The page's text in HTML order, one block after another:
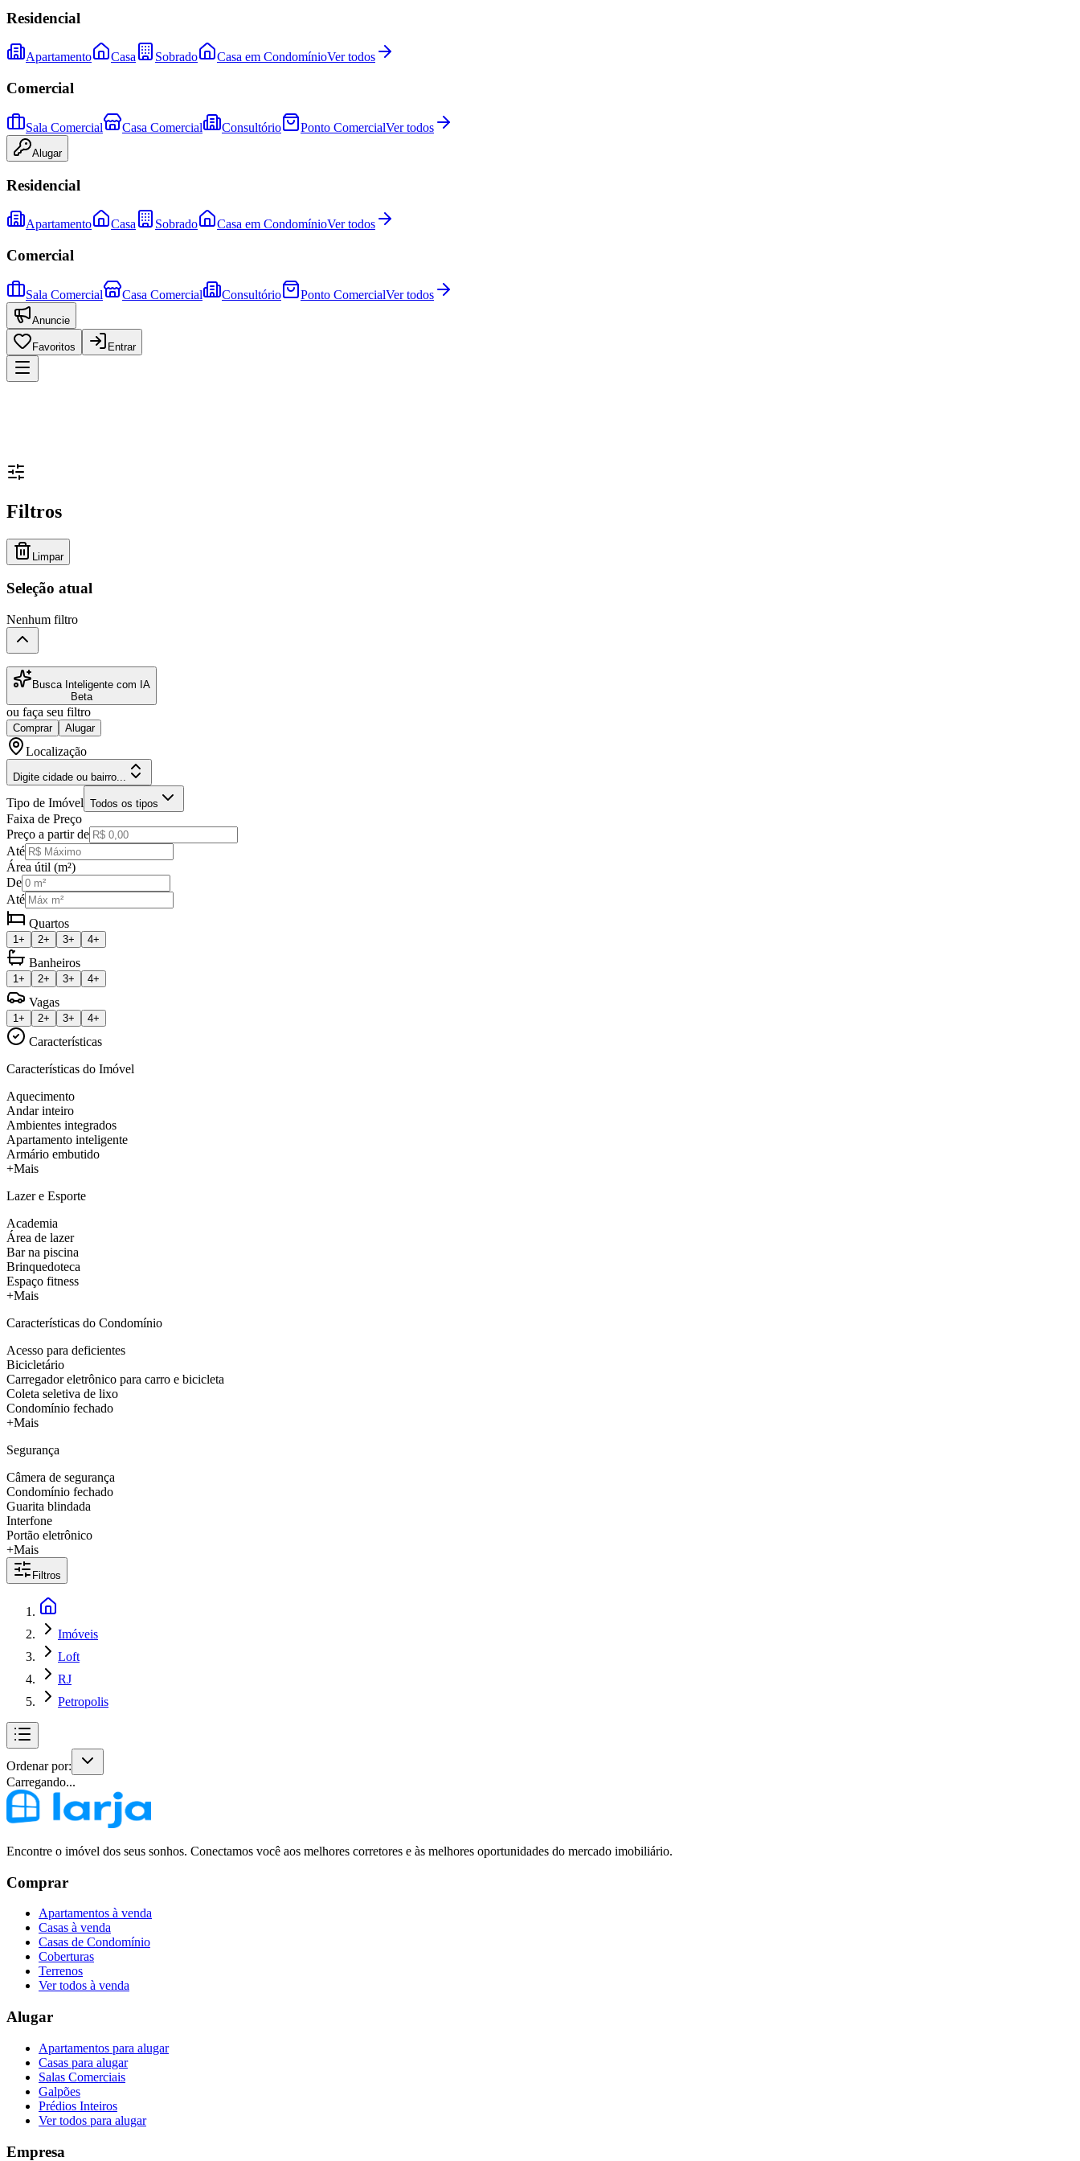
Residencial
Apartamento Casa Sobrado Casa em CondomínioVer todos
Comercial
Sala Comercial Casa Comercial Consultório Ponto ComercialVer todos
Alugar
Residencial
Apartamento Casa Sobrado Casa em CondomínioVer todos
Comercial
Sala Comercial Casa Comercial Consultório Ponto ComercialVer todos
Anuncie
Favoritos Entrar
Filtros
Limpar
Seleção atual
Nenhum filtro
Busca Inteligente com IA
Beta
ou faça seu filtro
Comprar Alugar
Localização
Digite cidade ou bairro...
Tipo de Imóvel Todos os tipos
Faixa de Preço
Preço a partir de
Até
Área útil (m²)
De
Até
Quartos
1+ 2+ 3+ 4+
Banheiros
1+ 2+ 3+ 4+
Vagas
1+ 2+ 3+ 4+
Características
Características do Imóvel
Aquecimento
Andar inteiro
Ambientes integrados
Apartamento inteligente
Armário embutido
+Mais
Lazer e Esporte
Academia
Área de lazer
Bar na piscina
Brinquedoteca
Espaço fitness
+Mais
Características do Condomínio
Acesso para deficientes
Bicicletário
Carregador eletrônico para carro e bicicleta
Coleta seletiva de lixo
Condomínio fechado
+Mais
Segurança
Câmera de segurança
Condomínio fechado
Guarita blindada
Interfone
Portão eletrônico
+Mais
Filtros
Imóveis
Loft
RJ
Petropolis
Ordenar por:
Carregando...
Encontre o imóvel dos seus sonhos. Conectamos você aos melhores corretores e às melhores oportunidades do mercado imobiliário.
Comprar
Apartamentos à venda
Casas à venda
Casas de Condomínio
Coberturas
Terrenos
Ver todos à venda
Alugar
Apartamentos para alugar
Casas para alugar
Salas Comerciais
Galpões
Prédios Inteiros
Ver todos para alugar
Empresa